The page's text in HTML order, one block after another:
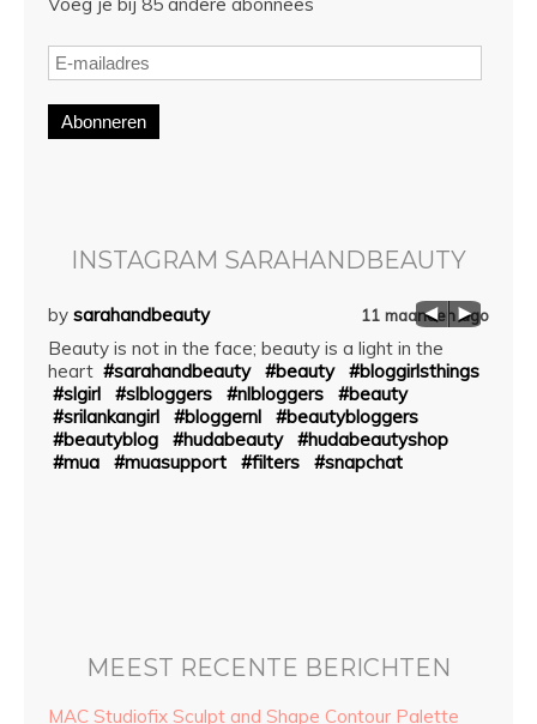
Abonneren
INSTAGRAM SARAHANDBEAUTY
by sarahandbeauty 11 maanden ago
Beauty is not in the face; beauty is a light in the
heart #sarahandbeauty #beauty
#bloggirlsthings
#slgirl
#slbloggers #nlbloggers
#beauty
#srilankangirl
#bloggernl
#beautybloggers
#beautyblog
#hudabeauty
#hudabeautyshop
#mua
#muasupport #filters #snapchat
MEEST RECENTE BERICHTEN
MAC Studiofix Sculpt and Shape Contour Palette